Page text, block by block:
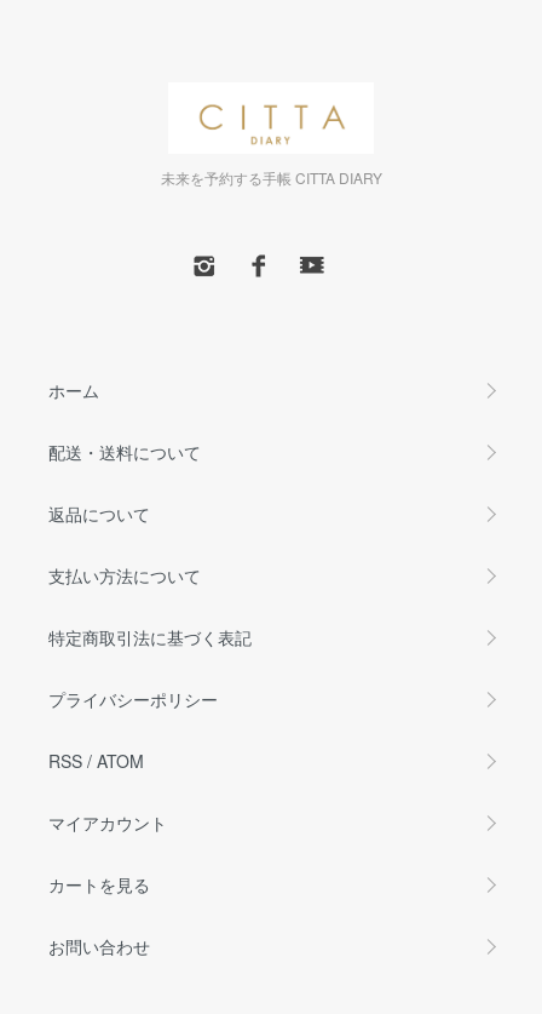
未来を予約する手帳 CITTA DIARY
ホーム
配送・送料について
返品について
支払い方法について
特定商取引法に基づく表記
プライバシーポリシー
RSS / ATOM
マイアカウント
カートを見る
お問い合わせ